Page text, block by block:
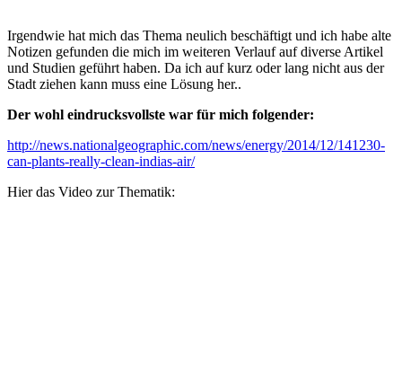
Irgendwie hat mich das Thema neulich beschäftigt und ich habe alte
Notizen gefunden die mich im weiteren Verlauf auf diverse Artikel
und Studien geführt haben. Da ich auf kurz oder lang nicht aus der
Stadt ziehen kann muss eine Lösung her..
Der wohl eindrucksvollste war für mich folgender:
http://news.nationalgeographic.com/news/energy/2014/12/141230-
can-plants-really-clean-indias-air/
Hier das Video zur Thematik: